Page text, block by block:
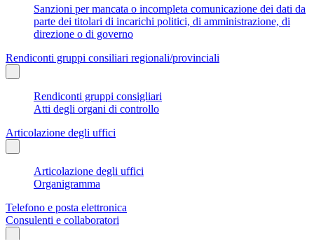
Sanzioni per mancata o incompleta comunicazione dei dati da
parte dei titolari di incarichi politici, di amministrazione, di
direzione o di governo
Rendiconti gruppi consiliari regionali/provinciali
Rendiconti gruppi consigliari
Atti degli organi di controllo
Articolazione degli uffici
Articolazione degli uffici
Organigramma
Telefono e posta elettronica
Consulenti e collaboratori